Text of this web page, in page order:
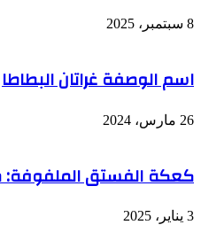
8 سبتمبر، 2025
اسم الوصفة غراتان البطاطا
26 مارس، 2024
كعكة الفستق
3 يناير، 2025